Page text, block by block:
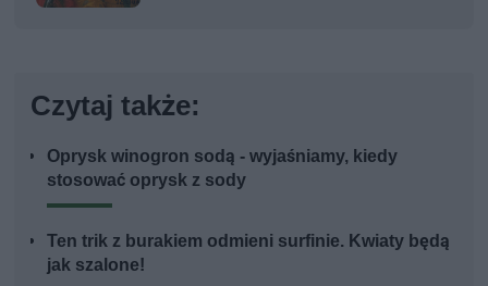
Czytaj także:
Oprysk winogron sodą - wyjaśniamy, kiedy
stosować oprysk z sody
Ten trik z burakiem odmieni surfinie. Kwiaty będą
jak szalone!